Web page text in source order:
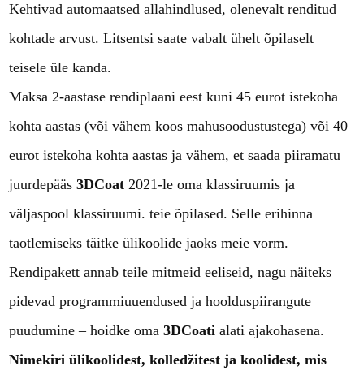
Kehtivad automaatsed allahindlused, olenevalt renditud
kohtade arvust. Litsentsi saate vabalt ühelt õpilaselt
teisele üle kanda.
Maksa 2-aastase rendiplaani eest kuni 45 eurot istekoha
kohta aastas (või vähem koos mahusoodustustega) või 40
eurot istekoha kohta aastas ja vähem, et saada piiramatu
juurdepääs3DCoat 2021-le oma klassiruumis ja
väljaspool klassiruumi. teie õpilased. Selle erihinna
taotlemiseks täitke ülikoolide jaoks meie vorm.
Rendipakett annab teile mitmeid eeliseid, nagu näiteks
pidevad programmiuuendused ja hoolduspiirangute
puudumine – hoidke oma3DCoati alati ajakohasena.
Nimekiri ülikoolidest, kolledžitest ja koolidest, mis